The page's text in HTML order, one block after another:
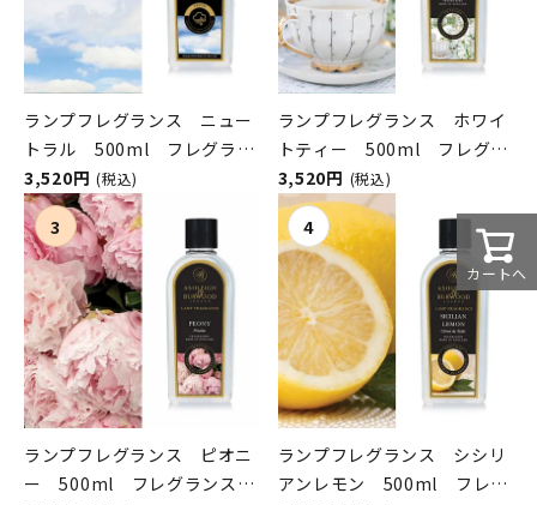
ランプフレグランス ニュー
トラル 500ml フレグラン
スランプ用オイル
ASHLEIGH&BURWOOD（ア
シュレイアンドバーウッド）
3,520円 (税込)
ランプフレグランス ホワイ
トティー 500ml フレグラ
ンスランプ用オイル
ASHLEIGH&BURWOOD（ア
シュレイアンドバーウッド）
3,520円 (税込)
ランプフレグランス ピオニ
ー 500ml フレグランスラ
ランプフレグランス シシリ
アンレモン 500ml フレグ
カートへ